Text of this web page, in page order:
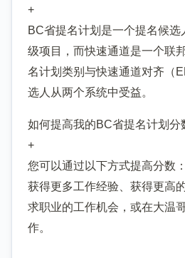
+
BC省提名计划是一个提名候
级项目，而快速通道是一个联
名计划类别与快速通道对齐（
选人从两个系统中受益。
如何提高我的BC省提名计划分
+
您可以通过以下方式提高分数
获得更多工作经验、获得更高
求职业的工作机会，或在大温
作。